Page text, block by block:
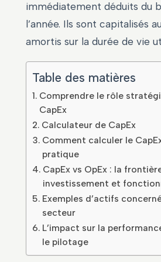
immédiatement déduits du
l’année. Ils sont capitalisés
amortis sur la durée de vie
Table des matières
Comprendre le rôle
CapEx
Calculateur de CapEx
Comment calculer le
pratique
CapEx vs OpEx : la
investissement et
Exemples d’actifs
secteur
L’impact sur la
le pilotage